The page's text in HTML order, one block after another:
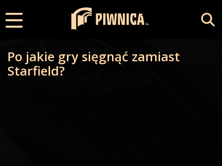
Po jakie gry sięgnąć zamiast
Starfield?